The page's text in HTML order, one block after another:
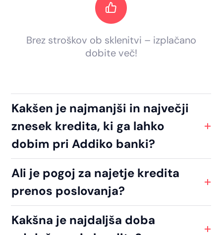
Brez stroškov ob sklenitvi – izplačano
dobite več!
Kakšen je najmanjši in največji
znesek kredita, ki ga lahko
dobim pri Addiko banki?
Ali je pogoj za najetje kredita
prenos poslovanja?
Kakšna je najdaljša doba